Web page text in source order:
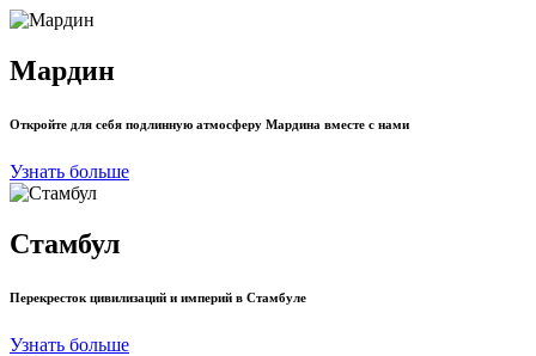
Мардин
Откройте для себя подлинную атмосферу Мардина вместе с нами
Узнать больше
Стамбул
Перекресток цивилизаций и империй в Стамбуле
Узнать больше